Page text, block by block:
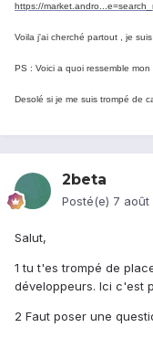
https://
Voila j'ai cherché partout , je
PS : Voici a quoi ressemble mon
Desolé si je me suis trompé de
2beta
Posté(e) 7 août
Salut,
1 tu t'es trompé de
développeurs. Ici c'est
2 Faut poser une